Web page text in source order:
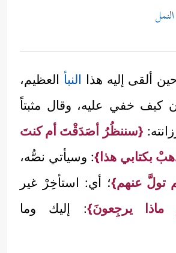
النمل
ألقى إليه هذا النبأ العظيم،
كيف خفي عليه، وقال مثبتاً
{سننظُرُ أصَدَقْتَ أم كنتَ
بكتابي هذا}: وسيأتي نصُّه،
تولَّ عنهم}؛ أي: استأخِرْ غير
ماذا يرجِعونَ}: إليك وما